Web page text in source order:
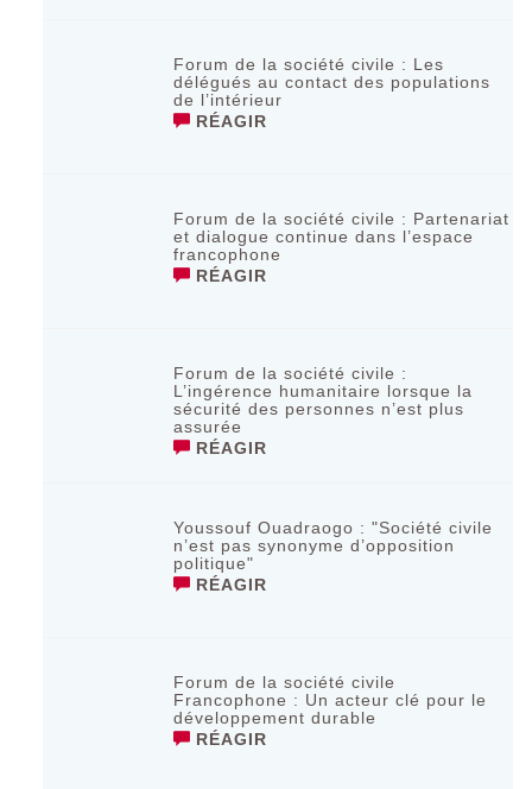
Forum de la société civile : Les
délégués au contact des populations
de l’intérieur
RÉAGIR
Forum de la société civile : Partenariat
et dialogue continue dans l’espace
francophone
RÉAGIR
Forum de la société civile :
L’ingérence humanitaire lorsque la
sécurité des personnes n’est plus
assurée
RÉAGIR
Youssouf Ouadraogo : "Société civile
n’est pas synonyme d’opposition
politique"
RÉAGIR
Forum de la société civile
Francophone : Un acteur clé pour le
développement durable
RÉAGIR